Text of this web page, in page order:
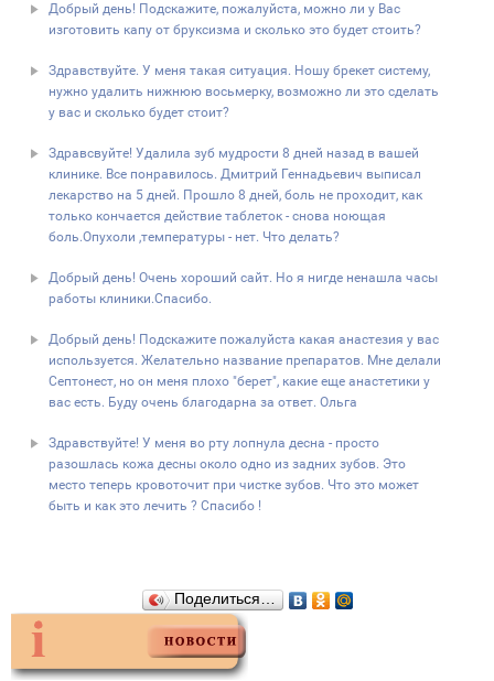
Добрый день! Подскажите, пожалуйста, можно ли у Вас
изготовить капу от бруксизма и сколько это будет стоить?
Здравствуйте. У меня такая ситуация. Ношу брекет систему,
нужно удалить нижнюю восьмерку, возможно ли это сделать
у вас и сколько будет стоит?
Здравсвуйте! Удалила зуб мудрости 8 дней назад в вашей
клинике. Все понравилось. Дмитрий Геннадьевич выписал
лекарство на 5 дней. Прошло 8 дней, боль не проходит, как
только кончается действие таблеток - снова ноющая
боль.Опухоли ,температуры - нет. Что делать?
Добрый день! Очень хороший сайт. Но я нигде ненашла часы
работы клиники.Спасибо.
Добрый день! Подскажите пожалуйста какая анастезия у вас
используется. Желательно название препаратов. Мне делали
Септонест, но он меня плохо "берет", какие еще анастетики у
вас есть. Буду очень благодарна за ответ. Ольга
Здравствуйте! У меня во рту лопнула десна - просто
разошлась кожа десны около одно из задних зубов. Это
место теперь кровоточит при чистке зубов. Что это может
быть и как это лечить ? Спасибо !
Поделиться…